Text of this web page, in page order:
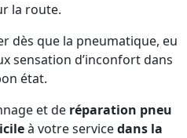
la route.
dès que la pneumatique, eu
sensation d’inconfort dans
état.
et de réparation pneu
à votre servicedans la